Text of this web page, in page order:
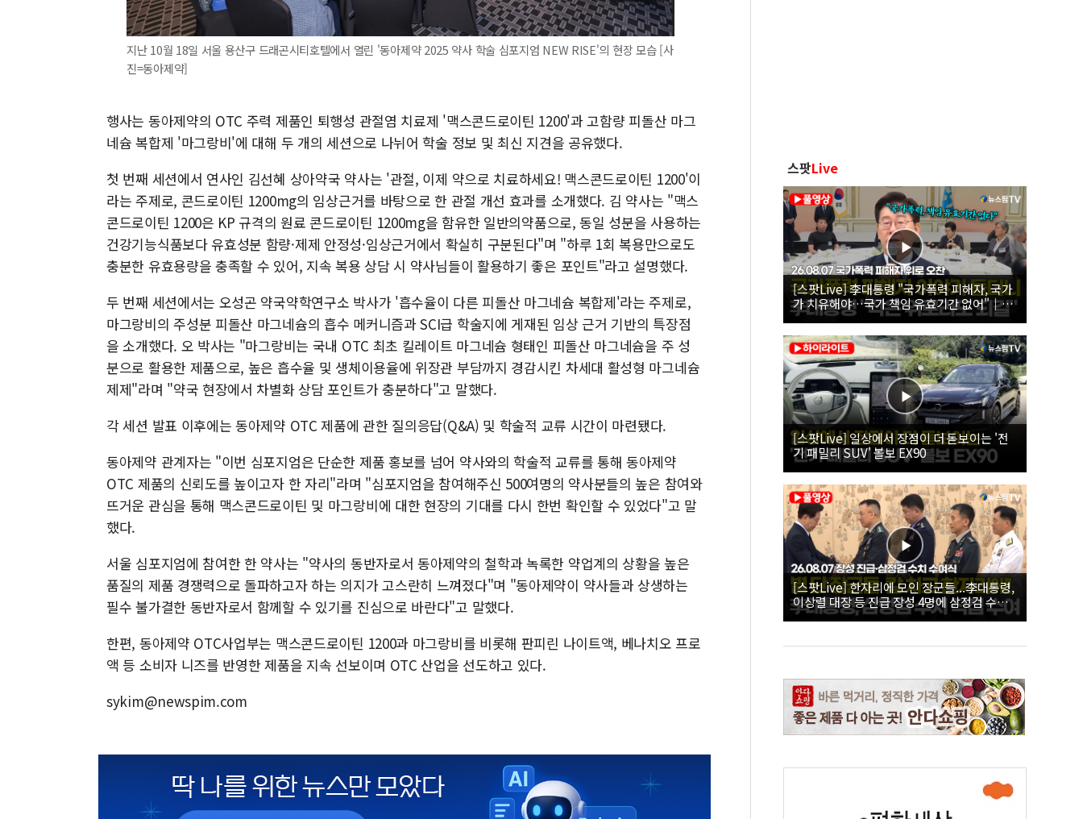
지난 10월 18일 서울 용산구 드래곤시티호텔에서 열린 '동아제약 2025 약사 학술 심포지엄 NEW RISE'의 현장 모습 [사
진=동아제약]
행사는 동아제약의 OTC 주력 제품인 퇴행성 관절염 치료제 '맥스콘드로이틴 1200'과 고함량 피돌산 마그
네슘 복합제 '마그랑비'에 대해 두 개의 세션으로 나뉘어 학술 정보 및 최신 지견을 공유했다.
첫 번째 세션에서 연사인 김선혜 상아약국 약사는 '관절, 이제 약으로 치료하세요! 맥스콘드로이틴 1200'이
라는 주제로, 콘드로이틴 1200mg의 임상근거를 바탕으로 한 관절 개선 효과를 소개했다. 김 약사는 "맥스
콘드로이틴 1200은 KP 규격의 원료 콘드로이틴 1200mg을 함유한 일반의약품으로, 동일 성분을 사용하는
건강기능식품보다 유효성분 함량·제제 안정성·임상근거에서 확실히 구분된다"며 "하루 1회 복용만으로도
충분한 유효용량을 충족할 수 있어, 지속 복용 상담 시 약사님들이 활용하기 좋은 포인트"라고 설명했다.
두 번째 세션에서는 오성곤 약국약학연구소 박사가 '흡수율이 다른 피돌산 마그네슘 복합제'라는 주제로,
마그랑비의 주성분 피돌산 마그네슘의 흡수 메커니즘과 SCI급 학술지에 게재된 임상 근거 기반의 특장점
을 소개했다. 오 박사는 "마그랑비는 국내 OTC 최초 킬레이트 마그네슘 형태인 피돌산 마그네슘을 주 성
분으로 활용한 제품으로, 높은 흡수율 및 생체이용율에 위장관 부담까지 경감시킨 차세대 활성형 마그네슘
제제"라며 "약국 현장에서 차별화 상담 포인트가 충분하다"고 말했다.
각 세션 발표 이후에는 동아제약 OTC 제품에 관한 질의응답(Q&A) 및 학술적 교류 시간이 마련됐다.
동아제약 관계자는 "이번 심포지엄은 단순한 제품 홍보를 넘어 약사와의 학술적 교류를 통해 동아제약
OTC 제품의 신뢰도를 높이고자 한 자리"라며 "심포지엄을 참여해주신 500여명의 약사분들의 높은 참여와
뜨거운 관심을 통해 맥스콘드로이틴 및 마그랑비에 대한 현장의 기대를 다시 한번 확인할 수 있었다"고 말
했다.
서울 심포지엄에 참여한 한 약사는 "약사의 동반자로서 동아제약의 철학과 녹록한 약업계의 상황을 높은
품질의 제품 경쟁력으로 돌파하고자 하는 의지가 고스란히 느껴졌다"며 "동아제약이 약사들과 상생하는
필수 불가결한 동반자로서 함께할 수 있기를 진심으로 바란다"고 말했다.
한편, 동아제약 OTC사업부는 맥스콘드로이틴 1200과 마그랑비를 비롯해 판피린 나이트액, 베나치오 프로
액 등 소비자 니즈를 반영한 제품을 지속 선보이며 OTC 산업을 선도하고 있다.
sykim@newspim.com
스팟Live
[스팟Live] 李대통령 "국가폭력 피해자, 국가
가 치유해야…국가 책임 유효기간 없어"｜
26.08.07 국가폭력 피해자 위로 오찬
[스팟Live] 일상에서 장점이 더 돋보이는 '전
기 패밀리 SUV' 볼보 EX90
[스팟Live] 한자리에 모인 장군들...李대통령,
이상렬 대장 등 진급 장성 4명에 삼정검 수치
직접 수여｜26.08.07 장성 진급·삼정검 수치